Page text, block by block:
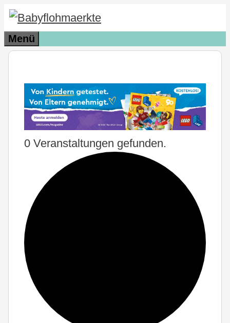
Zum
Inhalt
springen
Menü
0 Veranstaltungen gefunden.